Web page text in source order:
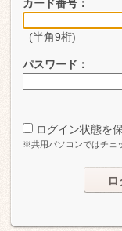
カード番号：
(半角9桁)
パスワード：
ログイン状態を
※共用パソコンではチェ